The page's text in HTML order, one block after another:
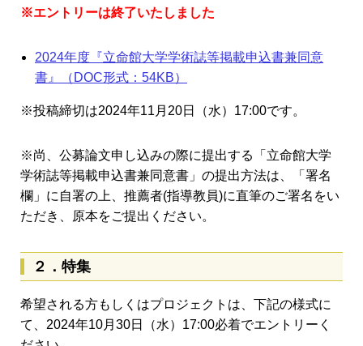
※エントリーは終了いたしました
2024年度『立命館大学学術誌等掲載申込書兼同意
書』（DOC形式：54KB）
※投稿締切は2024年11月20日（水）17:00です。
※尚、公募論文申し込みの際に提出する「立命館大学
学術誌等掲載申込書兼同意書」の提出方法は、「署名
欄」に自署の上、推薦者(指導教員)に直筆のご署名をい
ただき、原本をご提出ください。
２．特集
希望される方もしくはプロジェクトは、下記の様式に
て、2024年10月30日（水）17:00必着でエントリーく